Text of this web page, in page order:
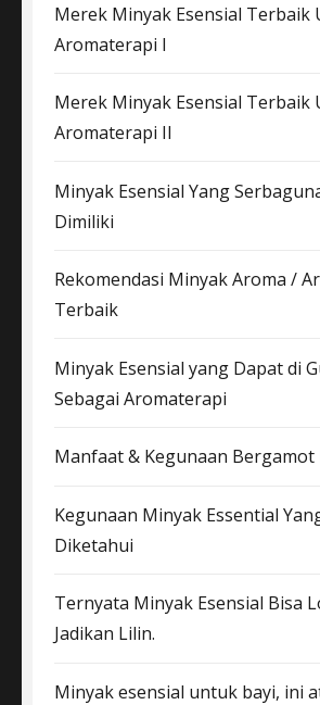
Merek Minyak Esensial Terbaik
Aromaterapi I
Merek Minyak Esensial Terbaik
Aromaterapi II
Minyak Esensial Yang
Dimiliki
Rekomendasi Minyak Aroma /
Terbaik
Minyak Esensial yang Dapat di
Sebagai Aromaterapi
Manfaat & Kegunaan Bergamot
Kegunaan Minyak Essential
Diketahui
Ternyata Minyak Esensial Bisa
Jadikan Lilin.
Minyak esensial untuk bayi, ini